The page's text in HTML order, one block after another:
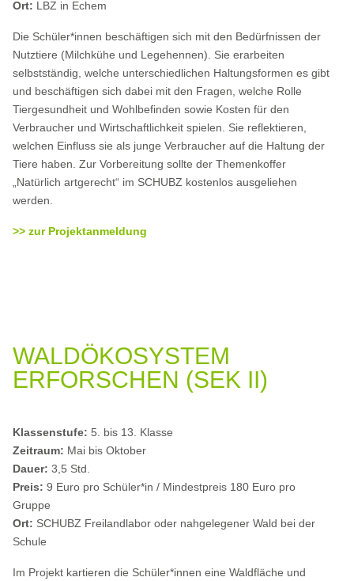
Ort: LBZ in Echem
Die Schüler*innen beschäftigen sich mit den Bedürfnissen der
Nutztiere (Milchkühe und Legehennen). Sie erarbeiten
selbstständig, welche unterschiedlichen Haltungsformen es gibt
und beschäftigen sich dabei mit den Fragen, welche Rolle
Tiergesundheit und Wohlbefinden sowie Kosten für den
Verbraucher und Wirtschaftlichkeit spielen. Sie reflektieren,
welchen Einfluss sie als junge Verbraucher auf die Haltung der
Tiere haben. Zur Vorbereitung sollte der Themenkoffer
„Natürlich artgerecht“ im SCHUBZ kostenlos ausgeliehen
werden.
>> zur Projektanmeldung
WALDÖKOSYSTEM
ERFORSCHEN (SEK II)
Klassenstufe: 5. bis 13. Klasse
Zeitraum: Mai bis Oktober
Dauer: 3,5 Std.
Preis: 9 Euro pro Schüler*in / Mindestpreis 180 Euro pro
Gruppe
Ort: SCHUBZ Freilandlabor oder nahgelegener Wald bei der
Schule
Im Projekt kartieren die Schüler*innen eine Waldfläche und